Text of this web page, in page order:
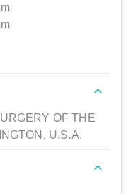
OF THE
U.S.A.